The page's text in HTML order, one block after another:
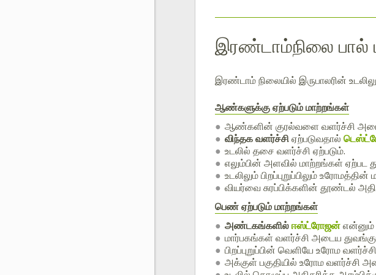
இரண்டாம்நிலை பால்
இரண்டாம் நிலையில் இருபாலரின்
ஆண்களுக்கு ஏற்படும் மாற்றங்கள்
ஆண்களின் குரல்வளை வளர்ச்சி
விந்தக வளர்ச்சிஏற்படுவதால்
உடலில் தசை வளர்ச்சி ஏற்படும்.
எலும்பின் அளவில் மாற்றங்கள் ஏற்பட
உடலிலும் பிறப்புறுப்பிலும்
வியர்வை சுரப்பிக்களின் தூண்டல்
பெண்ஏற்படும் மாற்றங்கள்
அண்டகங்களில்ஈஸ்ட்ரோஜன்என்னும்
மார்பகங்கள் வளர்ச்சி அடைய
பிறப்புறுப்பின் வெளியே உரோம
அக்குள் பகுதியில் உரோம வளர்ச்சி